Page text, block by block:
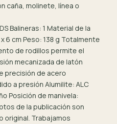
caña, molinete, línea o
Balineras: 1 Material de la
6 cm Peso: 138 g Totalmente
de rodillos permite el
mecanizada de latón
precisión de acero
a presión Alumilite: ALC
Posición de manivela:
de la publicación son
original. Trabajamos